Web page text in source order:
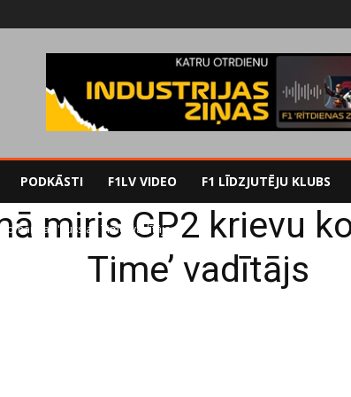
PODKĀSTI F1LV VIDEO F1 LĪDZJUTĒJU KLUBS
'Russian Time' vadītājs
miris GP2 krievu
Time’ vadītājs